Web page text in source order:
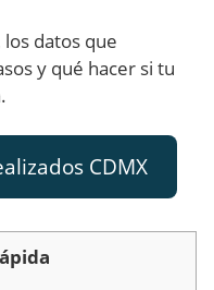
los datos que
y qué hacer si tu
CDMX